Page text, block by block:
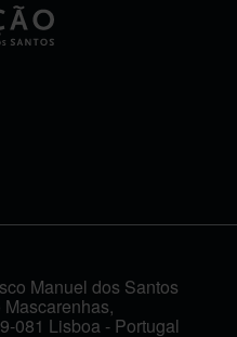
Manuel dos Santos
081 Lisboa - Portugal